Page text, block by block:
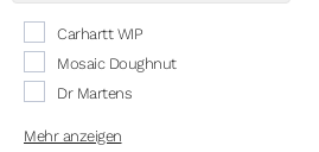
Carhartt WIP
Mosaic Doughnut
Dr Martens
Mehr anzeigen